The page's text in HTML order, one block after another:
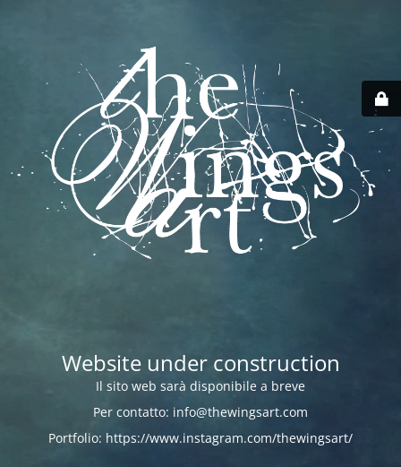
Website under construction
Il sito web sarà disponibile a breve
Per contatto: info@thewingsart.com
Portfolio: https://www.instagram.com/thewingsart/